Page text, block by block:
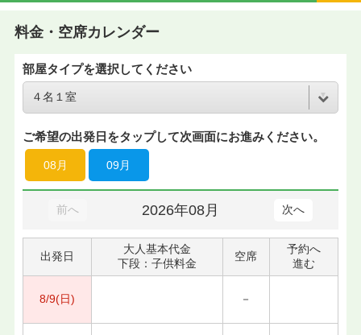
料金・空席カレンダー
部屋タイプを選択してください
ご希望の出発日をタップして次画面にお進みください。
08月 09月
前へ 2026年08月 次へ
出発日
大人基本代金
下段：子供料金
空席
予約へ
進む
8/9(日) －